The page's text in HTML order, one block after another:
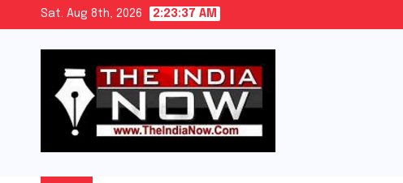
Sat. Aug 8th, 2026 2:23:38 AM